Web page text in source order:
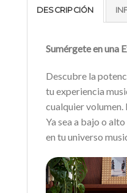
DESCRIPCIÓN
Sumérgete en una
Descubre la
tu experiencia
cualquier volumen.
Ya sea a bajo o
en tu universo